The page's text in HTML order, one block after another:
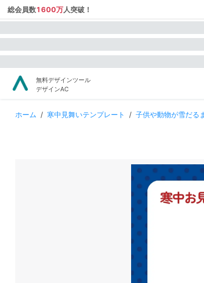
総会員数1600万人突破！
無料デザインツール
デザインAC
ホーム / 寒中見舞いテンプレート / 子供や動物が雪だる